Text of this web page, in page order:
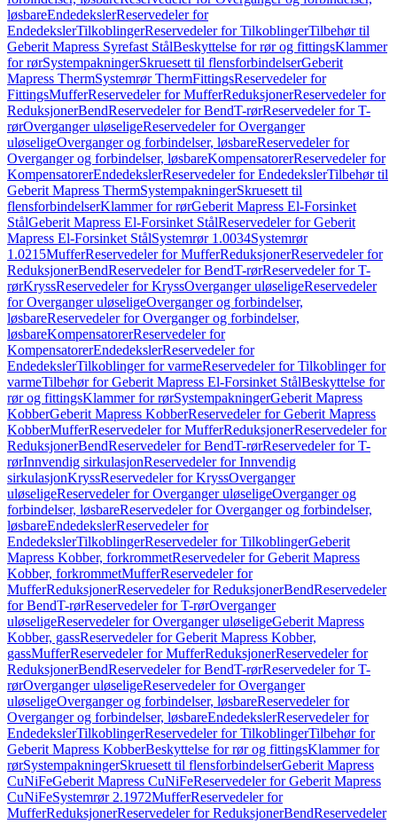
løsbareEndedekslerReservedeler for
EndedekslerTilkoblingerReservedeler for TilkoblingerTilbehør til
Geberit Mapress Syrefast StålBeskyttelse for rør og fittingsKlammer
for rørSystempakningerSkruesett til flensforbindelserGeberit
Mapress ThermSystemrør ThermFittingsReservedeler for
FittingsMufferReservedeler for MufferReduksjonerReservedeler for
ReduksjonerBendReservedeler for BendT-rørReservedeler for T-
rørOverganger uløseligeReservedeler for Overganger
uløseligeOverganger og forbindelser, løsbareReservedeler for
Overganger og forbindelser, løsbareKompensatorerReservedeler for
KompensatorerEndedekslerReservedeler for EndedekslerTilbehør til
Geberit Mapress ThermSystempakningerSkruesett til
flensforbindelserKlammer for rørGeberit Mapress El-Forsinket
StålGeberit Mapress El-Forsinket StålReservedeler for Geberit
Mapress El-Forsinket StålSystemrør 1.0034Systemrør
1.0215MufferReservedeler for MufferReduksjonerReservedeler for
ReduksjonerBendReservedeler for BendT-rørReservedeler for T-
rørKryssReservedeler for KryssOverganger uløseligeReservedeler
for Overganger uløseligeOverganger og forbindelser,
løsbareReservedeler for Overganger og forbindelser,
løsbareKompensatorerReservedeler for
KompensatorerEndedekslerReservedeler for
EndedekslerTilkoblinger for varmeReservedeler for Tilkoblinger for
varmeTilbehør for Geberit Mapress El-Forsinket StålBeskyttelse for
rør og fittingsKlammer for rørSystempakningerGeberit Mapress
KobberGeberit Mapress KobberReservedeler for Geberit Mapress
KobberMufferReservedeler for MufferReduksjonerReservedeler for
ReduksjonerBendReservedeler for BendT-rørReservedeler for T-
rørInnvendig sirkulasjonReservedeler for Innvendig
sirkulasjonKryssReservedeler for KryssOverganger
uløseligeReservedeler for Overganger uløseligeOverganger og
forbindelser, løsbareReservedeler for Overganger og forbindelser,
løsbareEndedekslerReservedeler for
EndedekslerTilkoblingerReservedeler for TilkoblingerGeberit
Mapress Kobber, forkrommetReservedeler for Geberit Mapress
Kobber, forkrommetMufferReservedeler for
MufferReduksjonerReservedeler for ReduksjonerBendReservedeler
for BendT-rørReservedeler for T-rørOverganger
uløseligeReservedeler for Overganger uløseligeGeberit Mapress
Kobber, gassReservedeler for Geberit Mapress Kobber,
gassMufferReservedeler for MufferReduksjonerReservedeler for
ReduksjonerBendReservedeler for BendT-rørReservedeler for T-
rørOverganger uløseligeReservedeler for Overganger
uløseligeOverganger og forbindelser, løsbareReservedeler for
Overganger og forbindelser, løsbareEndedekslerReservedeler for
EndedekslerTilkoblingerReservedeler for TilkoblingerTilbehør for
Geberit Mapress KobberBeskyttelse for rør og fittingsKlammer for
rørSystempakningerSkruesett til flensforbindelserGeberit Mapress
CuNiFeGeberit Mapress CuNiFeReservedeler for Geberit Mapress
CuNiFeSystemrør 2.1972MufferReservedeler for
MufferReduksjonerReservedeler for ReduksjonerBendReservedeler